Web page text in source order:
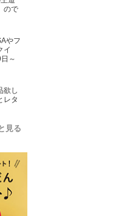
ので
やフ
イ
～
欲し
レタ
見る